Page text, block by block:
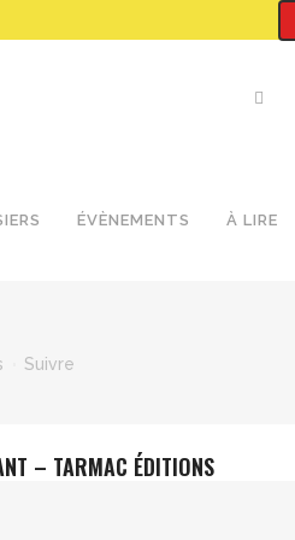
ÉVÈNEMENTS À LIRE
Suivre
– TARMAC ÉDITIONS